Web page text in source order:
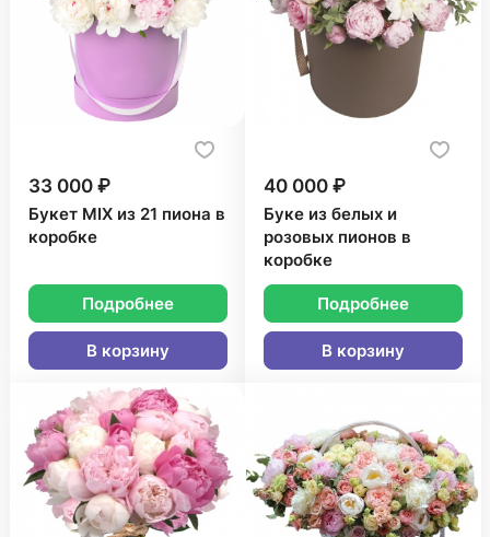
33 000 ₽
Букет MIX из 21 пиона в
коробке
Подробнее
В корзину
40 000 ₽
Буке из белых и
розовых пионов в
коробке
Подробнее
В корзину